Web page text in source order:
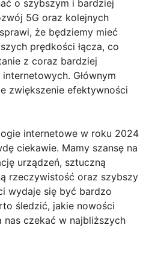
o szybszym i bardziej
5G oraz kolejnych
że będziemy mieć
prędkości łącza, co
z coraz bardziej
Głównym
zwiększenie efektywności
internetowe w roku 2024
ciekawie. Mamy szansę na
urządzeń, sztuczną
rzeczywistość oraz szybszy
wydaje się być bardzo
śledzić, jakie nowości
nas czekać w najbliższych